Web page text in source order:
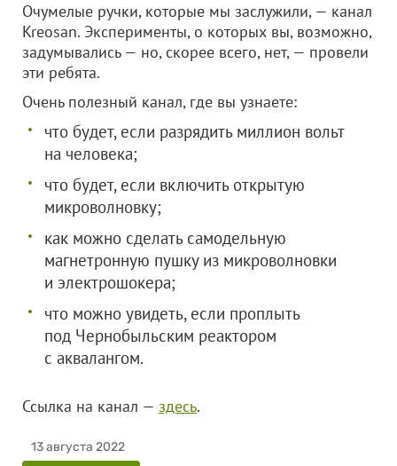
Очумелые ручки, которые мы заслужили, — канал
Kreosan. Эксперименты, о которых вы, возможно,
задумывались — но, скорее всего, нет, — провели
эти ребята.
Очень полезный канал, где вы узнаете:
что будет, если разрядить миллион вольт
на человека;
что будет, если включить открытую
микроволновку;
как можно сделать самодельную
магнетронную пушку из микроволновки
и электрошокера;
что можно увидеть, если проплыть
под Чернобыльским реактором
с аквалангом.
Ссылка на канал — здесь.
13 августа 2022